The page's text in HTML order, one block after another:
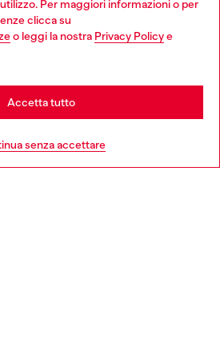
Per maggiori informazioni o per
clicca su
o leggi la nostra Privacy Policye
senza accettare
Accetta tutto
Italia website, but it seems you may